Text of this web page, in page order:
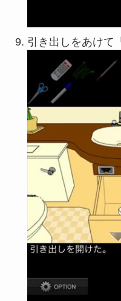
引き出しをあけて